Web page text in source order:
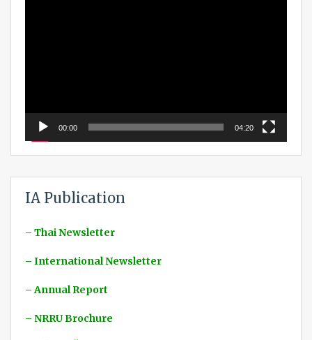
00:00 04:20
IA Publication
– Thai Newsletter
– International Newsletter
– Annual Report
– NRRU Brochure